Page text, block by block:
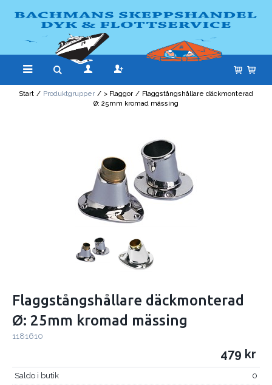
Start / Produktgrupper / > Flaggor / Flaggstångshållare däckmonterad
Ø: 25mm kromad mässing
Flaggstångshållare däckmonterad
Ø: 25mm kromad mässing
1181610
479
Saldo i butik 0